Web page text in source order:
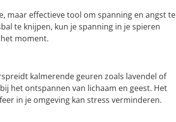
maar effectieve tool om spanning en angst te
te knijpen, kun je spanning in je spieren
moment.
kalmerende geuren zoals lavendel of
het ontspannen van lichaam en geest. Het
in je omgeving kan stress verminderen.